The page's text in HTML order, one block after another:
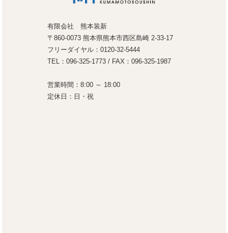
有限会社 熊本装新
〒860-0073 熊本県熊本市西区島崎 2-33-17
フリーダイヤル：0120-32-5444
TEL：096-325-1773 / FAX：096-325-1987
営業時間：8:00 ～ 18:00
定休日：日・祝